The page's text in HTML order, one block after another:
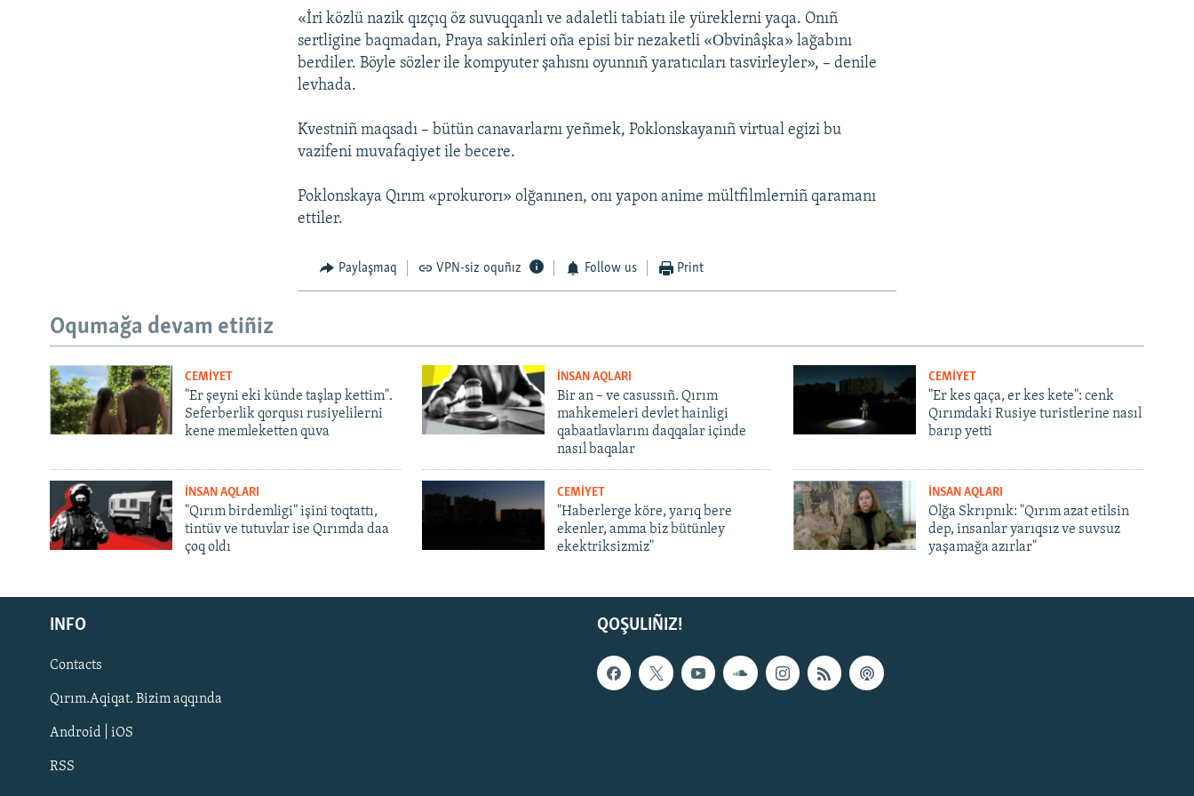
Русский
Українською
QOŞULIÑIZ!
«İri közlü nazik qızçıq öz suvuqqanlı ve adaletli tabiatı ile yüreklerni yaqa. Onıñ
sertligine baqmadan, Praya sakinleri oña episi bir nezaketli «Оbvinâşka» lağabını
berdiler. Böyle sözler ile kompyuter şahısnı oyunnıñ yaratıcıları tasvirleyler», – denile
levhada.
Kvestniñ maqsadı – bütün canavarlarnı yeñmek, Poklonskayanıñ virtual egizi bu
vazifeni muvafaqiyet ile becere.
Poklonskaya Qırım «prokurorı» olğanınen, onı yapon anime mültfilmlerniñ qaramanı
ettiler.
Paylaşmaq VPN-siz oquñız Follow us Print
Oqumağa devam etiñiz
CEMİYET
"Er şeyni eki künde taşlap kettim".
Seferberlik qorqusı rusiyelilerni
kene memleketten quva
İNSAN AQLARI
Bir an – ve casussıñ. Qırım
mahkemeleri devlet hainligi
qabaatlavlarını daqqalar içinde
nasıl baqalar
CEMİYET
"Er kes qaça, er kes kete": cenk
Qırımdaki Rusiye turistlerine nasıl
barıp yetti
İNSAN AQLARI
"Qırım birdemligi" işini toqtattı,
tintüv ve tutuvlar ise Qırımda daa
çoq oldı
CEMİYET
"Haberlerge köre, yarıq bere
ekenler, amma biz bütünley
ekektriksizmiz"
İNSAN AQLARI
Olğa Skrıpnık: "Qırım azat etilsin
dep, insanlar yarıqsız ve suvsuz
yaşamağa azırlar"
QOŞULIÑIZ!
INFO
Contacts
Qırım.Aqiqat. Bizim aqqında
Android | iOS
RSS